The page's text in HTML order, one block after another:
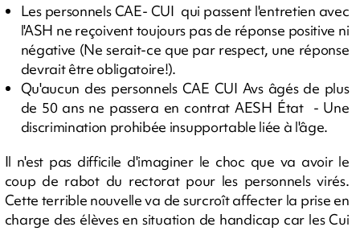
Les personnels CAE- CUI qui passent l'entretien avec
l'ASH ne reçoivent toujours pas de réponse positive ni
négative (Ne serait-ce que par respect, une réponse
devrait être obligatoire!).
Qu'aucun des personnels CAE CUI Avs âgés de plus
de 50 ans ne passera en contrat AESH État - Une
discrimination prohibée insupportable liée à l'âge.
Il n'est pas difficile d'imaginer le choc que va avoir le
coup de rabot du rectorat pour les personnels virés.
Cette terrible nouvelle va de surcroît affecter la prise en
charge des élèves en situation de handicap car les Cui